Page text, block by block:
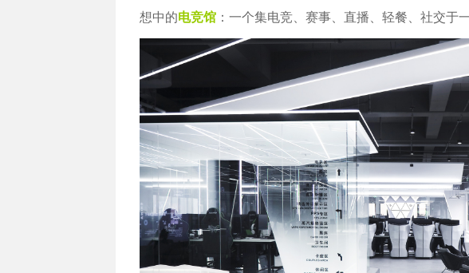
想中的电竞馆：一个集电竞、赛事、直播、轻餐、社交于一